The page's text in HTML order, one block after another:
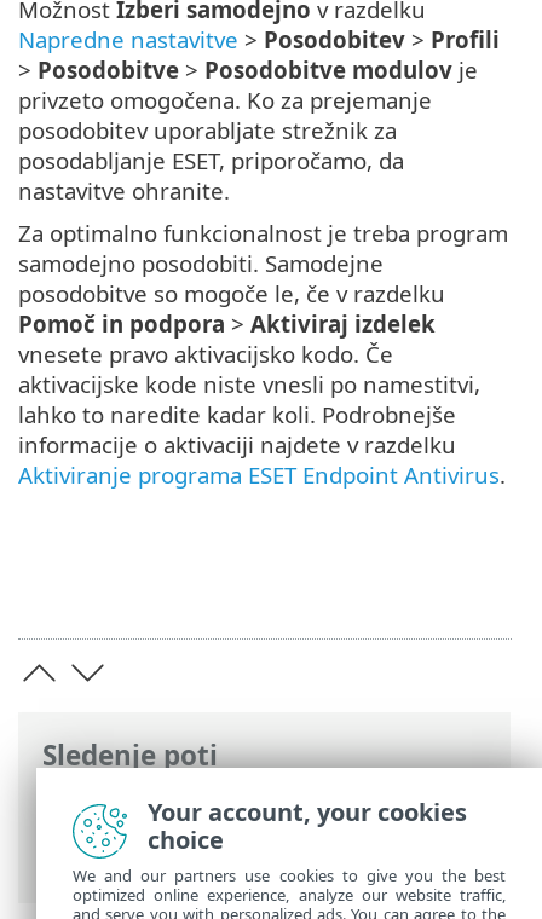
Sledenje poti
Spletna pomoč družbe ESET>ESET
Endpoint Antivirus
Začetek uporabe
Nastavitve posodobitve
Možnost Izberi samodejno v razdelku
Napredne nastavitve > Posodobitev > Profili
> Posodobitve > Posodobitve modulov je
privzeto omogočena. Ko za prejemanje
posodobitev uporabljate strežnik za
posodabljanje ESET, priporočamo, da
nastavitve ohranite.
Za optimalno funkcionalnost je treba program
samodejno posodobiti. Samodejne
posodobitve so mogoče le, če v razdelku
Pomoč in podpora > Aktiviraj izdelek
vnesete pravo aktivacijsko kodo. Če
aktivacijske kode niste vnesli po namestitvi,
lahko to naredite kadar koli. Podrobnejše
informacije o aktivaciji najdete v razdelku
Aktiviranje programa ESET Endpoint Antivirus.
Your account, your cookies
choice
We and our partners use cookies to give you the best
optimized online experience, analyze our website traffic,
and serve you with personalized ads. You can agree to the